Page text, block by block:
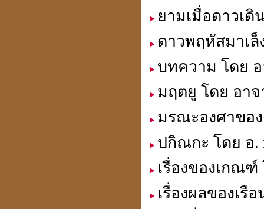
ยามเมื่อดาวเดิ
ดาวพฤหัสมาเล็
บทความ โดย
มฤตยู โดย อา
มรณะองศาของ
ปกิณกะ โดย อ.
เรื่องของเกณฑ์
เรื่องผลของเรื